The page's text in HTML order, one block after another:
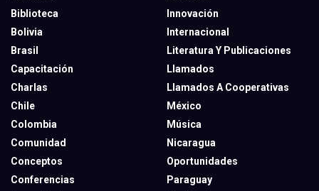
Biblioteca
Bolivia
Brasil
Capacitación
Charlas
Chile
Colombia
Comunidad
Conceptos
Conferencias
Innovación
Internacional
Literatura Y Publicaciones
Llamados
Llamados A Cooperativas
México
Música
Nicaragua
Oportunidades
Paraguay